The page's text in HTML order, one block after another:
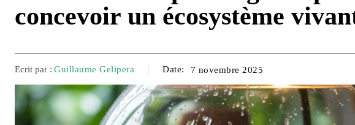
concevoir un écosystème
Ecrit par : Guillaume Gelipera Date: 7 novembre 2025